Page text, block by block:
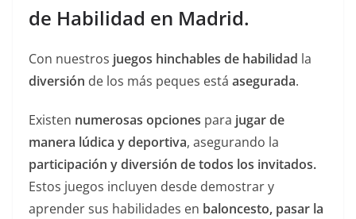
de Habilidad en Madrid.
Con nuestros juegos hinchables de habilidad la
diversión de los más peques está asegurada.
Existen numerosas opciones para jugar de
manera lúdica y deportiva, asegurando la
participación y diversión de todos los invitados.
Estos juegos incluyen desde demostrar y
aprender sus habilidades en baloncesto, pasar la